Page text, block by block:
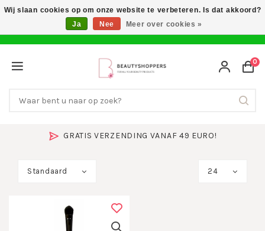
GRATIS VERZENDING VANAF 49 EURO!
0
Standaard 24
Wij slaan cookies op om onze website te verbeteren. Is dat akkoord?
Ja
Nee Meer over cookies »